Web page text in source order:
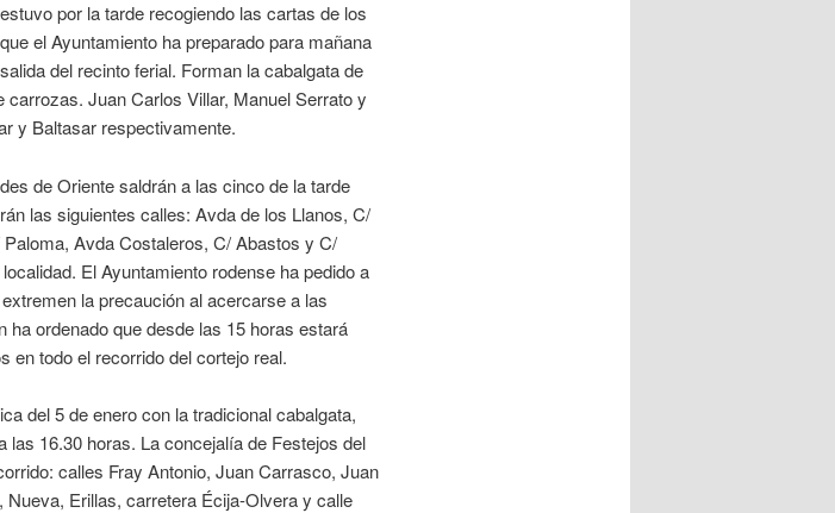
por la tarde recogiendo las cartas de los
el Ayuntamiento ha preparado para mañana
del recinto ferial. Forman la cabalgata de
Juan Carlos Villar, Manuel Serrato y
y Baltasar respectivamente.
de Oriente saldrán a las cinco de la tarde
las siguientes calles: Avda de los Llanos, C/
Avda Costaleros, C/ Abastos y C/
El Ayuntamiento rodense ha pedido a
la precaución al acercarse a las
ordenado que desde las 15 horas estará
en todo el recorrido del cortejo real.
del 5 de enero con la tradicional cabalgata,
las 16.30 horas. La concejalía de Festejos del
calles Fray Antonio, Juan Carrasco, Juan
Erillas, carretera Écija-Olvera y calle